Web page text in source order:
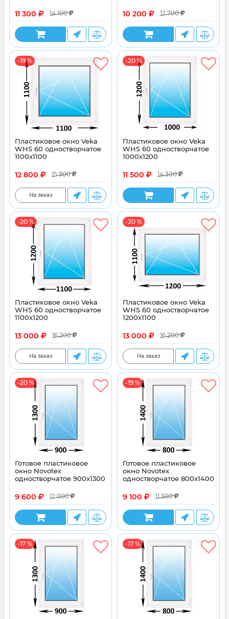
11 300 14 100 10 200 12 700
-19 %
Пластиковое окно Veka
WHS 60 одностворчатое
1100x1100
12 800 15 900
На заказ
-20 %
Пластиковое окно Veka
WHS 60 одностворчатое
1000x1200
11 500 14 300
-20 %
Пластиковое окно Veka
WHS 60 одностворчатое
1100x1200
13 000 16 200
На заказ
-20 %
Пластиковое окно Veka
WHS 60 одностворчатое
1200x1100
13 000 16 200
На заказ
-20 %
Готовое пластиковое
окно Novotex
одностворчатое 900x1300
9 600 12 000
-19 %
Готовое пластиковое
окно Novotex
одностворчатое 800x1400
9 100 11 300
-17 % -17 %